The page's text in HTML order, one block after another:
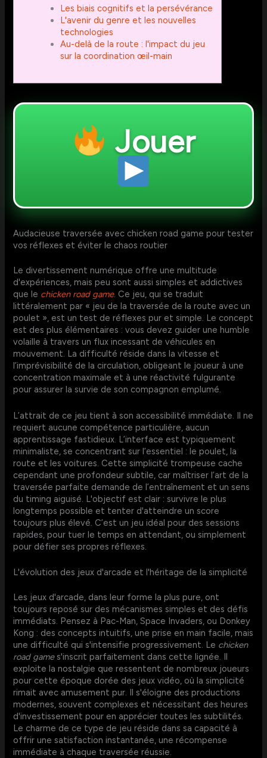
Les biais cognitifs et la persévérance
L'avenir du genre et les nouvelles
technologies
Au-delà de la route : l'impact du jeu
sur la coordination œil-main
Jouer
Audacieuse traversée avec chicken road game pour tester
vos réflexes et éviter le chaos routier
Le divertissement numérique offre une multitude
d'expériences, mais peu sont aussi simples et addictives
que le chicken road game. Ce jeu, qui se traduit
littéralement par « jeu de la traversée de la route avec un
poulet », est un test de réflexes pur et simple. Le concept
est des plus élémentaires : vous devez guider une humble
volaille à travers un flux incessant de véhicules en
mouvement. La difficulté réside dans la vitesse et
l’imprévisibilité de la circulation, obligeant le joueur à une
concentration maximale et à une réactivité fulgurante
pour assurer la survie de son compagnon emplumé.
L’attrait de ce jeu tient à son accessibilité immédiate. Il ne
requiert aucune compétence particulière, aucun
apprentissage fastidieux. L’interface est typiquement
minimaliste, se concentrant sur l’essentiel : le poulet, la
route et les voitures. Cette simplicité trompeuse cache
cependant une profondeur subtile, car maîtriser l’art de la
traversée parfaite demande de l’entraînement et un sens
du timing aiguisé. L'objectif est clair : survivre le plus
longtemps possible et tenter d'atteindre un score
toujours plus élevé. C’est un jeu idéal pour des sessions
rapides, pour tuer le temps en attendant, ou simplement
pour défier ses propres réflexes.
L'évolution des jeux d'arcade et l'héritage de la simplicité
Les jeux d'arcade, dans leur forme la plus pure, ont
toujours reposé sur des mécanismes simples et des défis
immédiats. Pensez à Pac-Man, Space Invaders, ou Donkey
Kong : des concepts intuitifs, une prise en main facile, mais
une difficulté qui s'intensifie progressivement. Le chicken
road games'inscrit parfaitement dans cette lignée. Il
exploite la nostalgie que ressentent de nombreux joueurs
pour cette époque dorée des jeux vidéo, où la simplicité
rimait avec amusement pur. Il s'éloigne des productions
modernes, souvent complexes et nécessitant des heures
d'investissement pour en apprécier toutes les subtilités.
Le charme de ce type de jeu réside dans sa capacité à
offrir une satisfaction instantanée, une récompense
immédiate à chaque traversée réussie.